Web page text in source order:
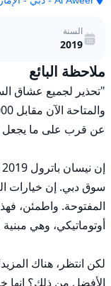
السنة
2019
ملاحظة البائع